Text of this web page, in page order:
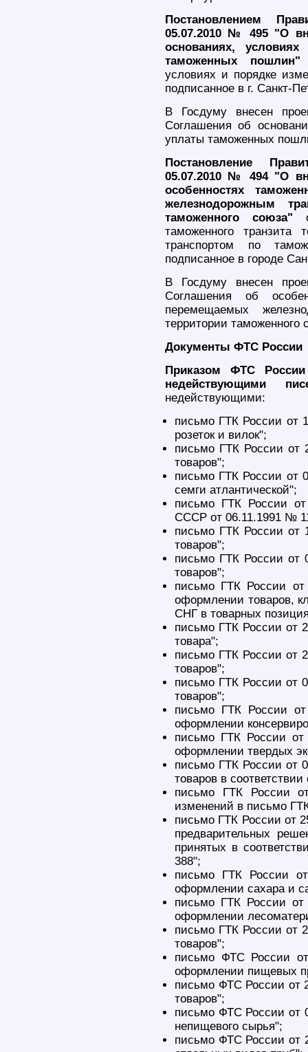
Постановлением
05.07.2010 № 495 "О
основаниях,
таможенных
условиях и порядке
подписанное в г. Санкт-
В Госдуму внесен
Соглашения об
уплаты таможенных
Постановление
05.07.2010 № 494 "О
особенностях
железнодорожным
таможенного союза"
таможенного транзита
транспортом по
подписанное в городе
В Госдуму внесен
Соглашения об
перемещаемых
территории таможенного
Документы ФТС России
Приказом ФТС
недействующими
недействующими:
письмо ГТК России от
розеток и вилок";
письмо ГТК России от
товаров";
письмо ГТК России от
семги атлантической";
письмо ГТК России
СССР от 06.11.1991 №
письмо ГТК России от
товаров";
письмо ГТК России от
товаров";
письмо ГТК России
оформлении товаров,
СНГ в товарных
письмо ГТК России от
товара";
письмо ГТК России от
товаров";
письмо ГТК России от
товаров";
письмо ГТК России
оформлении
письмо ГТК России
оформлении твердых
письмо ГТК России от
товаров в
письмо ГТК России
изменений в письмо
письмо ГТК России от
предварительных
принятых в
388";
письмо ГТК России
оформлении сахара и
письмо ГТК России
оформлении
письмо ГТК России от
товаров";
письмо ФТС России
оформлении пищевых
письмо ФТС России от
товаров";
письмо ФТС России от
непищевого сырья";
письмо ФТС России от